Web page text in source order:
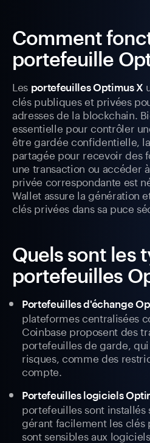
Comment
portefeuille
Les portefeuilles Optimus X
clés publiques et privées
adresses de la blockchain.
essentielle pour contrôler
être gardée confidentielle,
partagée pour recevoir des
une transaction ou accéder
privée correspondante est
Wallet assure la génération
clés privées dans sa puce
Quels sont les
portefeuilles
Portefeuilles d'échange
plateformes centralisées
Coinbase proposent des
portefeuilles de garde,
risques, comme des
compte.
Portefeuilles logiciels
portefeuilles sont installés
gérant facilement les clés
sont sensibles aux